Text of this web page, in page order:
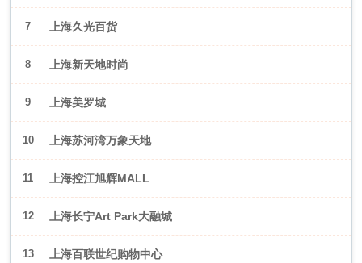
山店）
7 上海久光百货
8 上海新天地时尚
9 上海美罗城
10 上海苏河湾万象天地
11 上海控江旭辉MALL
12 上海长宁Art Park大融城
13 上海百联世纪购物中心